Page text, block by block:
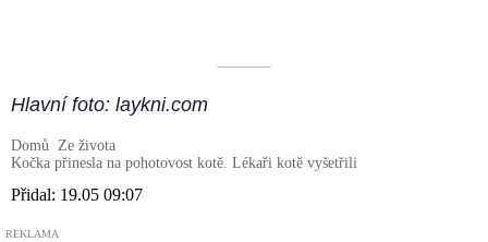
––––––––––
Hlavní foto: laykni.com
Domů Ze života
Kočka přinesla na pohotovost kotě. Lékaři kotě vyšetřili
Přidal: 19.05 09:07
REKLAMA